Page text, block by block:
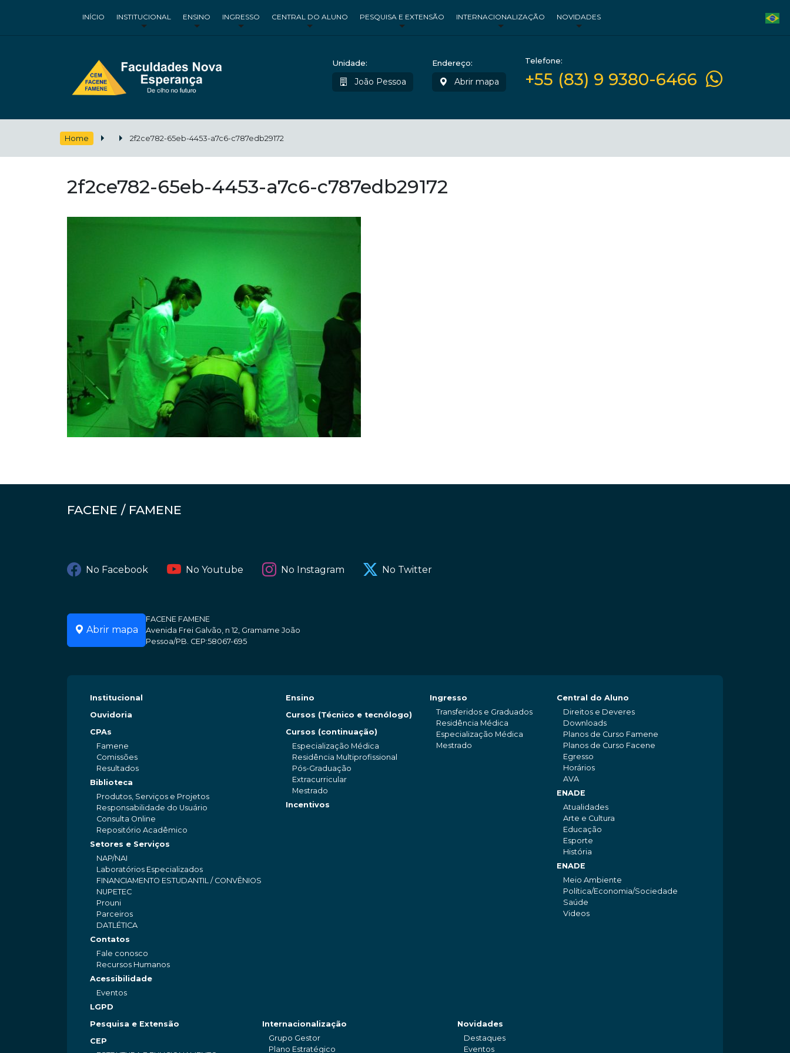
INÍCIO INSTITUCIONAL ENSINO INGRESSO CENTRAL DO ALUNO PESQUISA E EXTENSÃO INTERNACIONALIZAÇÃO NOVIDADES
Unidade:
João Pessoa
Endereço:
Abrir mapa
Telefone:
+55 (83) 9 9380-6466
Home 2f2ce782-65eb-4453-a7c6-c787edb29172
2f2ce782-65eb-4453-a7c6-c787edb29172
FACENE / FAMENE
No Facebook No Youtube No Instagram No Twitter
Abrir mapa
FACENE FAMENE
Avenida Frei Galvão, n 12, Gramame João
Pessoa/PB. CEP:58067-695
Institucional
Ouvidoria
CPAs
Famene
Comissões
Resultados
Biblioteca
Produtos, Serviços e Projetos
Responsabilidade do Usuário
Consulta Online
Repositório Acadêmico
Setores e Serviços
NAP/NAI
Laboratórios Especializados
FINANCIAMENTO ESTUDANTIL / CONVÊNIOS
NUPETEC
Prouni
Parceiros
DATLÉTICA
Contatos
Fale conosco
Recursos Humanos
Acessibilidade
Eventos
LGPD
Ensino
Cursos (Técnico e tecnólogo)
Cursos (continuação)
Especialização Médica
Residência Multiprofissional
Pós-Graduação
Extracurricular
Mestrado
Incentivos
Ingresso
Transferidos e Graduados
Residência Médica
Especialização Médica
Mestrado
Central do Aluno
Direitos e Deveres
Downloads
Planos de Curso Famene
Planos de Curso Facene
Egresso
Horários
AVA
ENADE
Atualidades
Arte e Cultura
Educação
Esporte
História
ENADE
Meio Ambiente
Política/Economia/Sociedade
Saúde
Videos
Pesquisa e Extensão
CEP
Internacionalização
Grupo Gestor
Plano Estratégico
Novidades
Destaques
Eventos